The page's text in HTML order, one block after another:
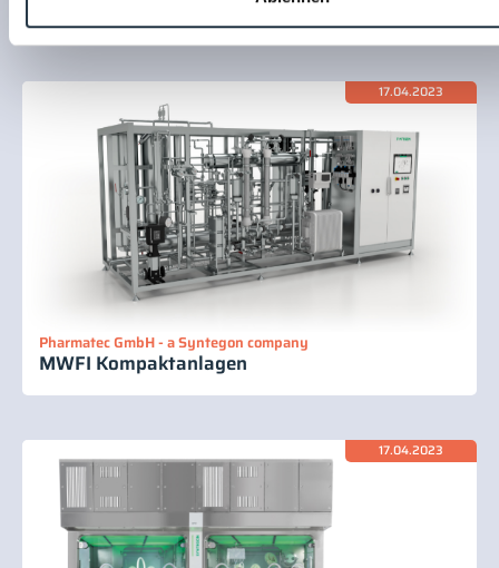
17.04.2023
Pharmatec GmbH - a Syntegon company
MWFI Kompaktanlagen
17.04.2023